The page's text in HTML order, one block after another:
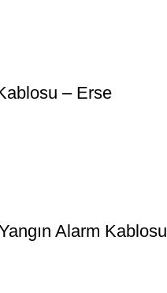
– Erse
Alarm Kablosu